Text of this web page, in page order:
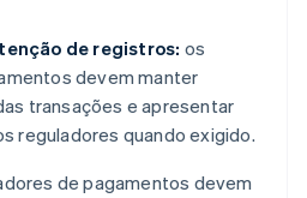
de registros: os
devem manter
transações e apresentar
reguladores quando exigido.
de pagamentos devem